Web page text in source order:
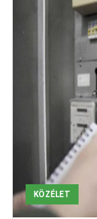
KÖZÉLET